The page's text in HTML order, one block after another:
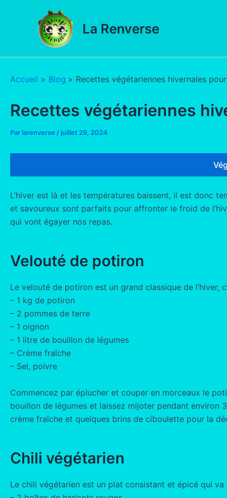
La Renverse
Accueil Blog Recettes végétariennes hivernales
Recettes végétariennes
Par larenverse / juillet 29, 2024
L’hiver est là et les températures baissent, il est donc
et savoureux sont parfaits pour affronter le froid de
qui vont égayer nos repas.
Velouté de potiron
Le velouté de potiron est un grand classique de
– 1 kg de potiron
– 2 pommes de terre
– 1 oignon
– 1 litre de bouillon de légumes
– Crème fraîche
– Sel, poivre
Commencez par éplucher et couper en morceaux le
bouillon de légumes et laissez mijoter pendant environ
crème fraîche et quelques brins de ciboulette pour la
Chili végétarien
Le chili végétarien est un plat consistant et épicé qui